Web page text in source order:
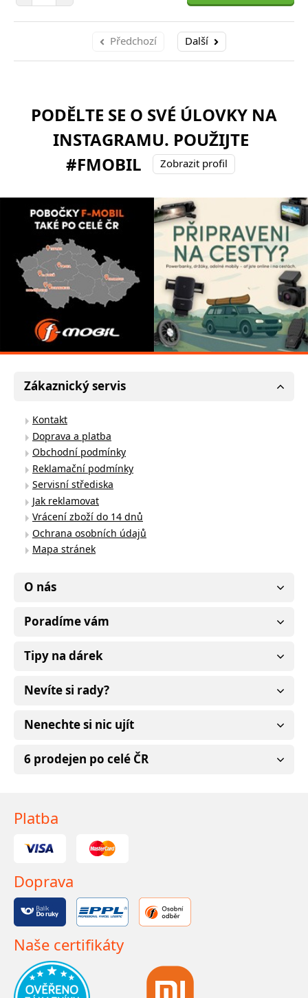
Předchozí Další
PODĚLTE SE O SVÉ ÚLOVKY NA
INSTAGRAMU. POUŽIJTE
#FMOBIL
Zobrazit profil
Zákaznický servis
Kontakt
Doprava a platba
Obchodní podmínky
Reklamační podmínky
Servisní střediska
Jak reklamovat
Vrácení zboží do 14 dnů
Ochrana osobních údajů
Mapa stránek
O nás
Poradíme vám
Tipy na dárek
Nevíte si rady?
Nenechte si nic ujít
6 prodejen po celé ČR
Platba
Doprava
Naše certifikáty